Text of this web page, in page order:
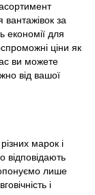
за
економії для
ціни як
ви можете
від вашої
марок і
відповідають
лише
і